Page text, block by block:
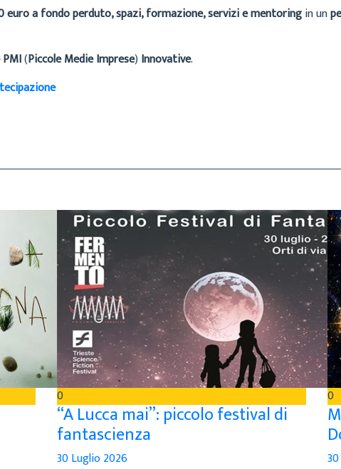
a fondo perduto, spazi, formazione, servizi e mentoringin un
(Piccole Medie Imprese) Innovative.
0
“A Lucca mai”: piccolo festival di
fantascienza
30 Luglio 2026
0